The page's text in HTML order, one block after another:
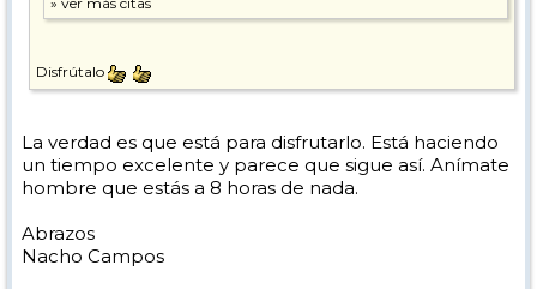
Disfrútalo
La verdad es que está para disfrutarlo. Está haciendo
un tiempo excelente y parece que sigue así. Anímate
hombre que estás a 8 horas de nada.
Abrazos
Nacho Campos